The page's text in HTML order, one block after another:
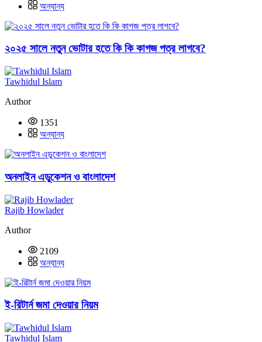
অন্যান্য
২০২৫ সালে নতুন ভোটার হতে কি কি কাগজ পত্র লাগবে?
Tawhidul Islam
Author
1351
অন্যান্য
অনলাইন এডুকেশন ও বাংলাদেশ
Rajib Howlader
Author
2109
অন্যান্য
ই-রিটার্ন জমা দেওয়ার নিয়ম
Tawhidul Islam